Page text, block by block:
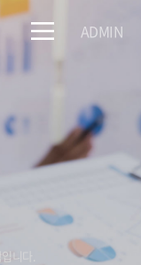
ADMIN
니다.